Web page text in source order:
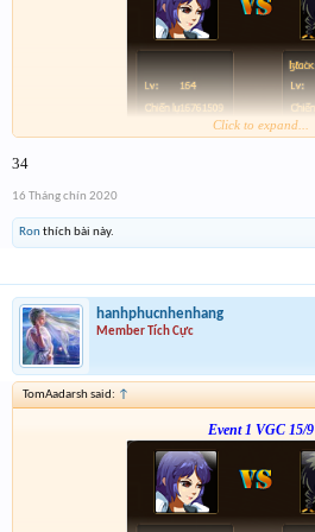
Click to expand...
34
16 Tháng chín 2020
Ronthích bài này.
hanhphucnhenhang
Member Tích Cực
TomAadarsh said: ↑
Event 1 VGC 15/9